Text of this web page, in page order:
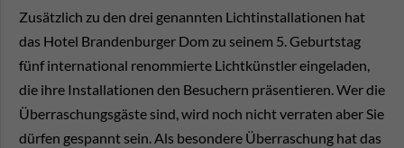
Zusätzlich zu den drei genannten Lichtinstallationen hat
das Hotel Brandenburger Dom zu seinem 5. Geburtstag
fünf international renommierte Lichtkünstler eingeladen,
die ihre Installationen den Besuchern präsentieren. Wer die
Überraschungsgäste sind, wird noch nicht verraten aber Sie
dürfen gespannt sein. Als besondere Überraschung hat das